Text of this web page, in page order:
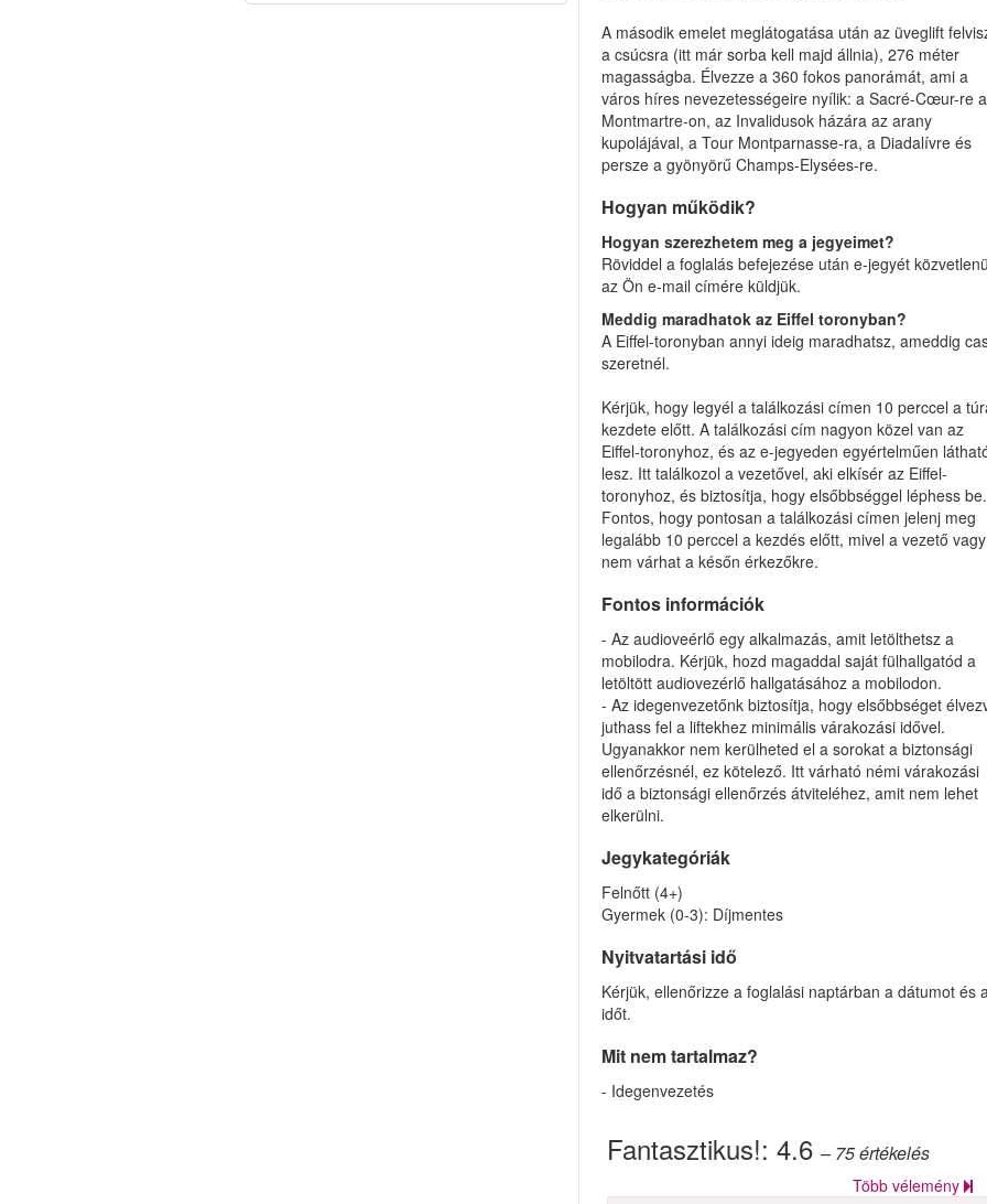
A második emelet meglátogatása után az üveglift
a csúcsra (itt már sorba kell majd állnia), 276 méter
magasságba. Élvezze a 360 fokos panorámát, ami a
város híres nevezetességeire nyílik: a Sacré-Cœur-re a
Montmartre-on, az Invalidusok házára az arany
kupolájával, a Tour Montparnasse-ra, a Diadalívre és
persze a gyönyörű Champs-Elysées-re.
Hogyan működik?
Hogyan szerezhetem meg a jegyeimet?
Röviddel a foglalás befejezése után e-jegyét
az Ön e-mail címére küldjük.
Meddig maradhatok az Eiffel toronyban?
A Eiffel-toronyban annyi ideig maradhatsz, ameddig
szeretnél.
Kérjük, hogy legyél a találkozási címen 10 perccel a
kezdete előtt. A találkozási cím nagyon közel van az
Eiffel-toronyhoz, és az e-jegyeden egyértelműen
lesz. Itt találkozol a vezetővel, aki elkísér az Eiffel-
toronyhoz, és biztosítja, hogy elsőbbséggel léphess be.
Fontos, hogy pontosan a találkozási címen jelenj meg
legalább 10 perccel a kezdés előtt, mivel a vezető
nem várhat a későn érkezőkre.
Fontos információk
- Az audioveérlő egy alkalmazás, amit letölthetsz a
mobilodra. Kérjük, hozd magaddal saját fülhallgatód a
letöltött audiovezérlő hallgatásához a mobilodon.
- Az idegenvezetőnk biztosítja, hogy elsőbbséget
juthass fel a liftekhez minimális várakozási idővel.
Ugyanakkor nem kerülheted el a sorokat a biztonsági
ellenőrzésnél, ez kötelező. Itt várható némi várakozási
idő a biztonsági ellenőrzés átviteléhez, amit nem lehet
elkerülni.
Jegykategóriák
Felnőtt (4+)
Gyermek (0-3): Díjmentes
Nyitvatartási idő
Kérjük, ellenőrizze a foglalási naptárban a dátumot és
időt.
Mit nem tartalmaz?
- Idegenvezetés
Fantasztikus!:4.6– 75értékelés
Több vélemény